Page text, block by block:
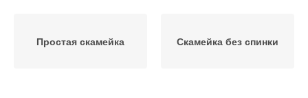
Простая скамейка Скамейка без спинки